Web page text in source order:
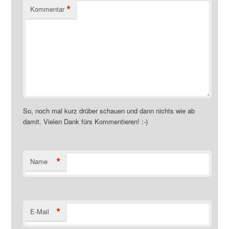
Kommentar *
So, noch mal kurz drüber schauen und dann nichts wie ab
damit. Vielen Dank fürs Kommentieren! :-)
Name *
E-Mail *